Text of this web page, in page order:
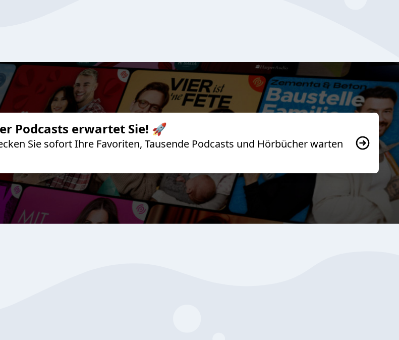
Podcasts erwartet Sie! 🚀
Sie sofort Ihre Favoriten, Tausende Podcasts und Hörbücher warten